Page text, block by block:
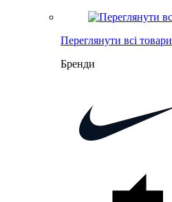
Переглянути всі товари
Бренди